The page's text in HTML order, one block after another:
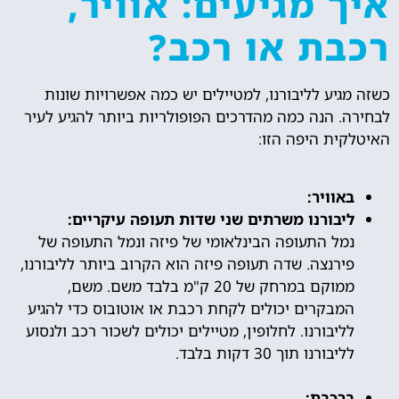
רכבת או רכב?
כשזה מגיע לליבורנו, למטיילים יש כמה אפשרויות שונות
לבחירה. הנה כמה מהדרכים הפופולריות ביותר להגיע לעיר
האיטלקית היפה הזו:
באוויר:
ליבורנו משרתים שני שדות תעופה עיקריים:
נמל התעופה הבינלאומי של פיזה ונמל התעופה של
פירנצה. שדה תעופה פיזה הוא הקרוב ביותר לליבורנו,
ממוקם במרחק של 20 ק"מ בלבד משם. משם,
המבקרים יכולים לקחת רכבת או אוטובוס כדי להגיע
לליבורנו. לחלופין, מטיילים יכולים לשכור רכב ולנסוע
לליבורנו תוך 30 דקות בלבד.